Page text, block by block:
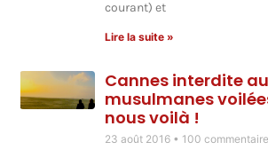
courant) et
Lire la suite »
Cannes interdite
musulmanes
nous voilà !
23 août 2016 100